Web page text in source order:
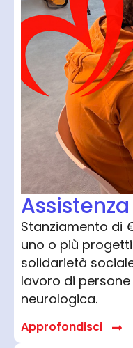
Stanziamento di
uno o più
solidarietà
lavoro di
neurologica.
Approfondisci